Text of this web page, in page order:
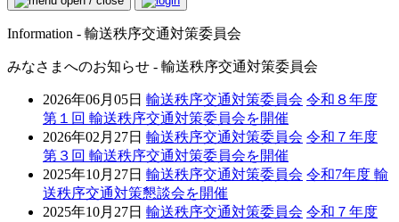
Information - 輸送秩序交通対策委員会
みなさまへのお知らせ - 輸送秩序交通対策委員会
2026年06月05日 輸送秩序交通対策委員会 令和８年度
第１回 輸送秩序交通対策委員会を開催
2026年02月27日 輸送秩序交通対策委員会 令和７年度
第３回 輸送秩序交通対策委員会を開催
2025年10月27日 輸送秩序交通対策委員会 令和7年度 輸
送秩序交通対策懇談会を開催
2025年10月27日 輸送秩序交通対策委員会 令和７年度